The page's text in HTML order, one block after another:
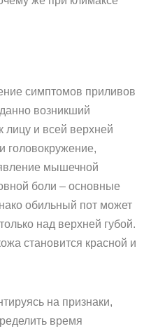
симптомов приливов
возникший
лицу и всей верхней
головокружение,
мышечной
боли – основные
обильный пот может
над верхней губой.
становится красной и
на признаки,
время